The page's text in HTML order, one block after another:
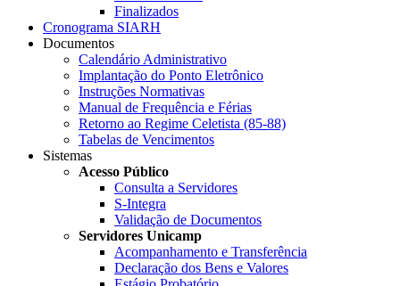
Finalizados
Cronograma SIARH
Documentos
Calendário Administrativo
Implantação do Ponto Eletrônico
Instruções Normativas
Manual de Frequência e Férias
Retorno ao Regime Celetista (85-88)
Tabelas de Vencimentos
Sistemas
Acesso Público
Consulta a Servidores
S-Integra
Validação de Documentos
Servidores Unicamp
Acompanhamento e Transferência
Declaração dos Bens e Valores